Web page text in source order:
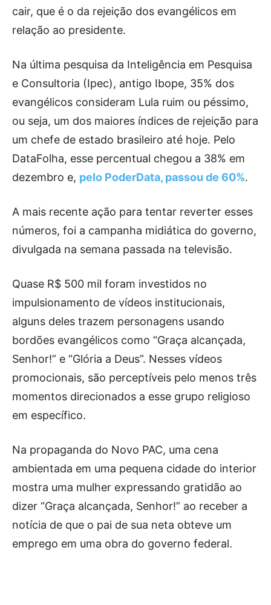
cair, que é o da rejeição dos evangélicos em
relação ao presidente.
Na última pesquisa da Inteligência em Pesquisa
e Consultoria (Ipec), antigo Ibope, 35% dos
evangélicos consideram Lula ruim ou péssimo,
ou seja, um dos maiores índices de rejeição para
um chefe de estado brasileiro até hoje. Pelo
DataFolha, esse percentual chegou a 38% em
dezembro e, pelo PoderData, passou de 60%.
A mais recente ação para tentar reverter esses
números, foi a campanha midiática do governo,
divulgada na semana passada na televisão.
Quase R$ 500 mil foram investidos no
impulsionamento de vídeos institucionais,
alguns deles trazem personagens usando
bordões evangélicos como “Graça alcançada,
Senhor!” e “Glória a Deus”. Nesses vídeos
promocionais, são perceptíveis pelo menos três
momentos direcionados a esse grupo religioso
em específico.
Na propaganda do Novo PAC, uma cena
ambientada em uma pequena cidade do interior
mostra uma mulher expressando gratidão ao
dizer “Graça alcançada, Senhor!” ao receber a
notícia de que o pai de sua neta obteve um
emprego em uma obra do governo federal.